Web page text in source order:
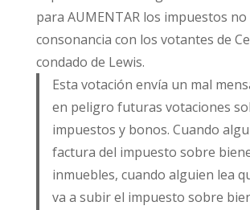
para AUMENTAR los impuestos no
consonancia con los votantes de
condado de Lewis.
Esta votación envía un mal
en peligro futuras votaciones
impuestos y bonos. Cuando
factura del impuesto sobre
inmuebles, cuando alguien lea
va a subir el impuesto sobre